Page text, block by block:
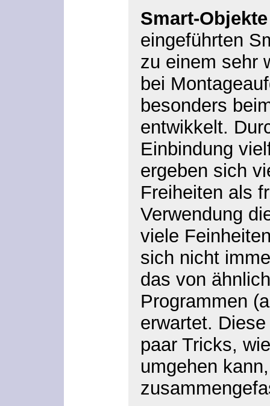
Smart-Objekte
eingeführten
zu einem sehr
bei
besonders
entwikkelt.
Einbindung
ergeben sich
Freiheiten als
Verwendung
viele
sich nicht
das von
Programmen
erwartet.
paar Tricks,
umgehen